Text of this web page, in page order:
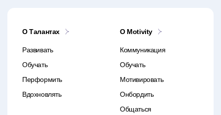
О Талантах
Развивать
Обучать
Перформить
Вдохновлять
O Motivity
Коммуникация
Обучать
Мотивировать
Онбордить
Общаться